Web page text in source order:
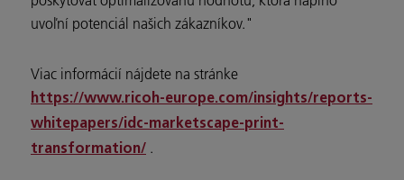
uvoľní potenciál našich zákazníkov."
Viac informácií nájdete na stránke
https://www.ricoh-europe.com/insights/reports-
whitepapers/idc-marketscape-print-
transformation/ .